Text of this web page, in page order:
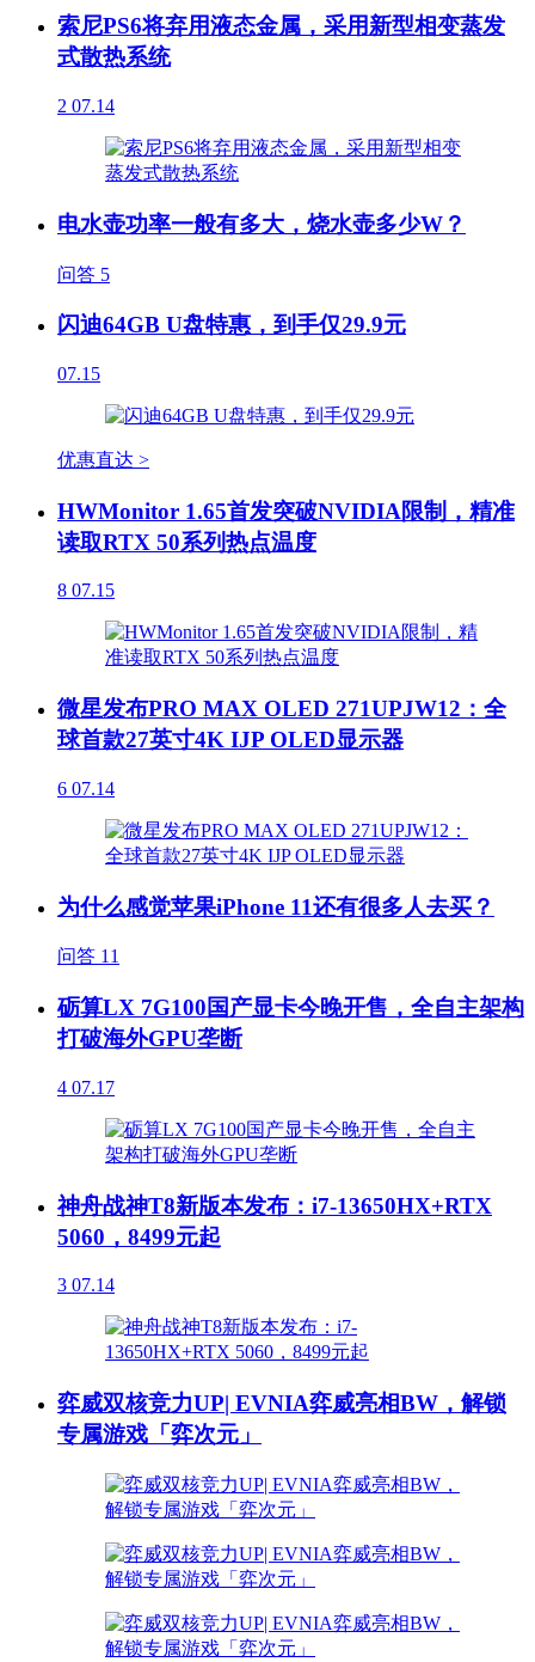
索尼PS6将弃用液态金属，采用新型相变蒸发
式散热系统
2 07.14
电水壶功率一般有多大，烧水壶多少W？
问答 5
闪迪64GB U盘特惠，到手仅29.9元
07.15
优惠直达 >
HWMonitor 1.65首发突破NVIDIA限制，精准
读取RTX 50系列热点温度
8 07.15
微星发布PRO MAX OLED 271UPJW12：全
球首款27英寸4K IJP OLED显示器
6 07.14
为什么感觉苹果iPhone 11还有很多人去买？
问答 11
砺算LX 7G100国产显卡今晚开售，全自主架构
打破海外GPU垄断
4 07.17
神舟战神T8新版本发布：i7-13650HX+RTX
5060，8499元起
3 07.14
弈威双核竞力UP| EVNIA弈威亮相BW，解锁
专属游戏「弈次元」